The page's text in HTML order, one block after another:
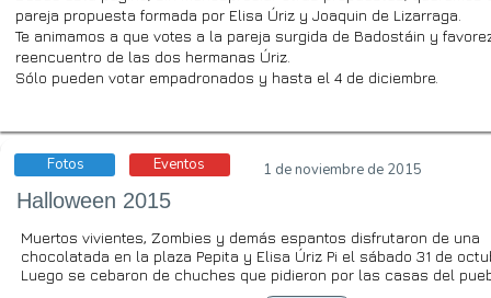
pareja propuesta formada por Elisa Úriz y Joaquin de Lizarraga.
Te animamos a que votes a la pareja surgida de Badostáin y
reencuentro de las dos hermanas Úriz.
Sólo pueden votar empadronados y hasta el 4 de diciembre.
Fotos Eventos 1 de noviembre de 2015
Halloween 2015
Muertos vivientes, Zombies y demás espantos disfrutaron de una
chocolatada en la plaza Pepita y Elisa Úriz Pi el sábado 31 de
Luego se cebaron de chuches que pidieron por las casas del